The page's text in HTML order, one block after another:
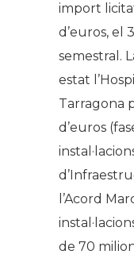
import
d’euros, el
semestral.
estat
Tarragona
d’euros
l’Acord
de 70